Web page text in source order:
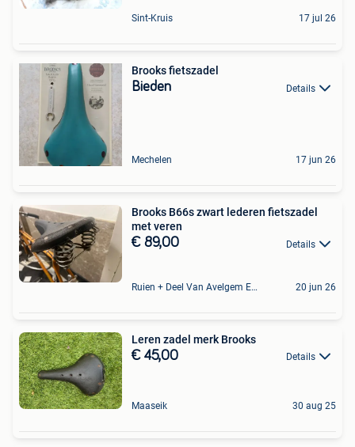
Sint-Kruis 17 jul 26
Brooks fietszadel
Bieden Details
Mechelen 17 jun 26
Brooks B66s zwart lederen fietszadel
met veren
€ 89,00 Details
Ruien + Deel Van Avelgem En Waarmaarde 20 jun 26
Leren zadel merk Brooks
€ 45,00 Details
Maaseik 30 aug 25